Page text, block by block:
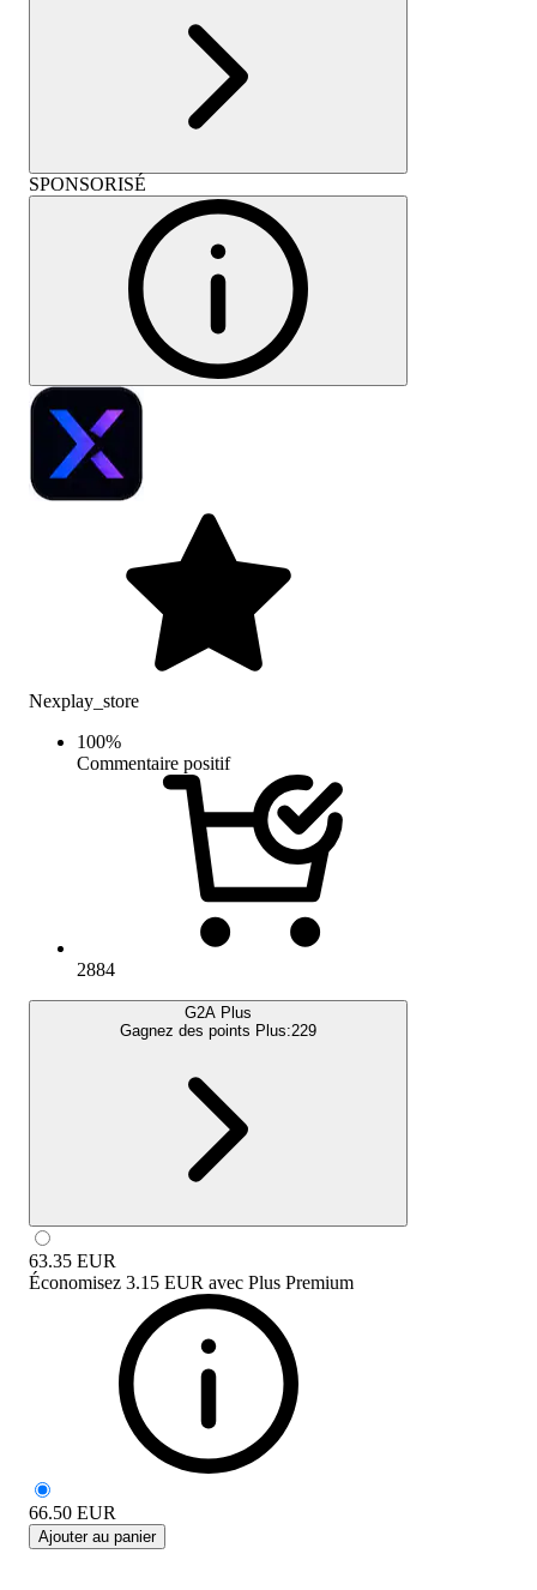
SPONSORISÉ
Nexplay_store
100%
Commentaire positif
2884
G2A Plus
Gagnez des points Plus:229
63.35 EUR
Économisez 3.15 EUR avec Plus Premium
66.50 EUR
Ajouter au panier